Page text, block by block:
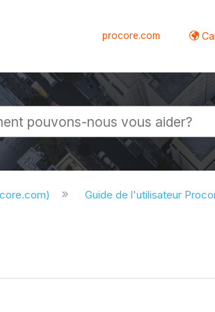
procore.com
Guide de l'utilisateur